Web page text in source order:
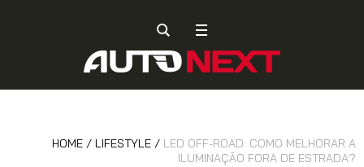
HOME / LIFESTYLE / LED OFF-ROAD: COMO MELHORAR A
ILUMINAÇÃO FORA DE ESTRADA?